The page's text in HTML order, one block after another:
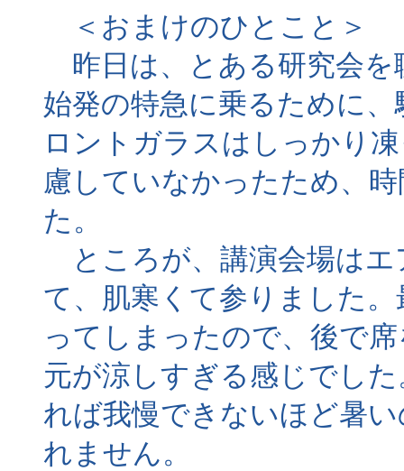
＜おまけのひとこと＞
昨日は、とある研究会
始発の特急に乗るために
ロントガラスはしっかり
慮していなかったため、
た。
ところが、講演会場はエ
て、肌寒くて参りました
ってしまったので、後で
元が涼しすぎる感じでし
れば我慢できないほど暑
れません。